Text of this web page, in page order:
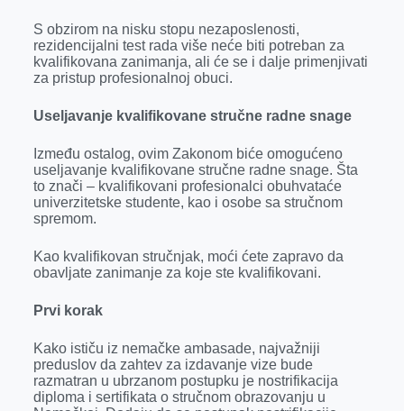
S obzirom na nisku stopu nezaposlenosti,
rezidencijalni test rada više neće biti potreban za
kvalifikovana zanimanja, ali će se i dalje primenjivati
za pristup profesionalnoj obuci.
Useljavanje kvalifikovane stručne radne snage
Između ostalog, ovim Zakonom biće omogućeno
useljavanje kvalifikovane stručne radne snage. Šta
to znači – kvalifikovani profesionalci obuhvataće
univerzitetske studente, kao i osobe sa stručnom
spremom.
Kao kvalifikovan stručnjak, moći ćete zapravo da
obavljate zanimanje za koje ste kvalifikovani.
Prvi korak
Kako ističu iz nemačke ambasade, najvažniji
preduslov da zahtev za izdavanje vize bude
razmatran u ubrzanom postupku je nostrifikacija
diploma i sertifikata o stručnom obrazovanju u